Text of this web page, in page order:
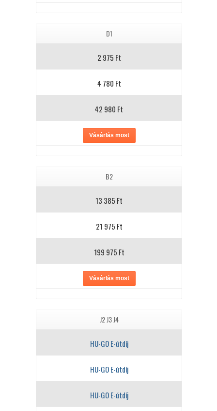
D1
2 975 Ft
4 780 Ft
42 980 Ft
Vásárlás most
B2
13 385 Ft
21 975 Ft
199 975 Ft
Vásárlás most
J2 J3 J4
HU-GO E-útdíj
HU-GO E-útdíj
HU-GO E-útdíj